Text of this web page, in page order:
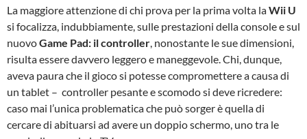
La maggiore attenzione di chi prova per la prima volta laWii U
si focalizza, indubbiamente, sulle prestazioni della console e sul
nuovoGame Pad: il controller, nonostante le sue dimensioni,
risulta essere davvero leggero e maneggevole. Chi, dunque,
aveva paura che il gioco si potesse compromettere a causa di
un tablet – controller pesante e scomodo si deve ricredere:
caso mai l’unica problematica che può sorger è quella di
cercare di abituarsi ad avere un doppio schermo, uno tra le